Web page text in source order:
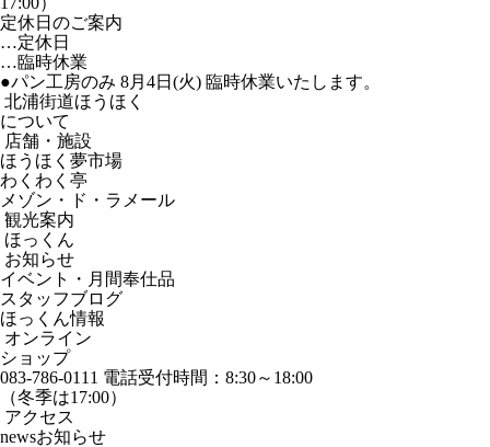
定休日のご案内
…定休日
…臨時休業
●パン工房のみ 8月4日(火) 臨時休業いたします。
北浦街道ほうほく
について
店舗・施設
ほうほく夢市場
わくわく亭
メゾン・ド・ラメール
観光案内
ほっくん
お知らせ
イベント・月間奉仕品
スタッフブログ
ほっくん情報
オンライン
ショップ
083-786-0111 電話受付時間：8:30～18:00
（冬季は17:00）
アクセス
newsお知らせ